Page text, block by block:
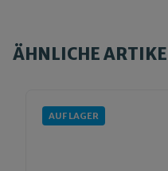
ÄHNLICHE
AUF LAGER